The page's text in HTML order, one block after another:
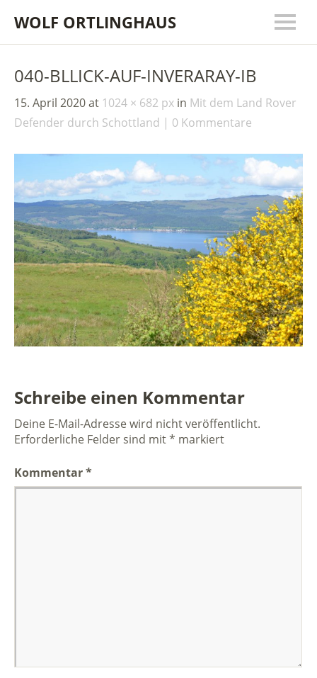
WOLF ORTLINGHAUS
040-BLLICK-AUF-INVERARAY-IB
15. April 2020at 1024 × 682 px in Mit dem Land Rover
Defender durch Schottland
0 Kommentare
Schreibe einen Kommentar
Deine E-Mail-Adresse wird nicht veröffentlicht.
Erforderliche Felder sind mit* markiert
Kommentar*